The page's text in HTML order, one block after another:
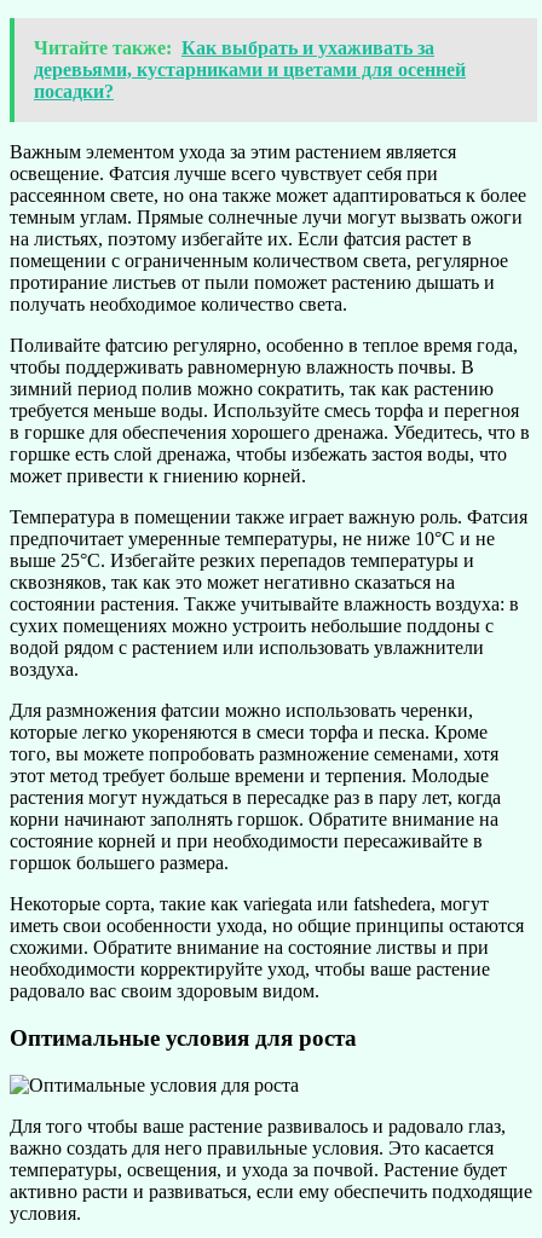
Читайте также: Как выбрать и ухаживать за
деревьями, кустарниками и цветами для осенней
посадки?
Важным элементом ухода за этим растением является
освещение. Фатсия лучше всего чувствует себя при
рассеянном свете, но она также может адаптироваться к более
темным углам. Прямые солнечные лучи могут вызвать ожоги
на листьях, поэтому избегайте их. Если фатсия растет в
помещении с ограниченным количеством света, регулярное
протирание листьев от пыли поможет растению дышать и
получать необходимое количество света.
Поливайте фатсию регулярно, особенно в теплое время года,
чтобы поддерживать равномерную влажность почвы. В
зимний период полив можно сократить, так как растению
требуется меньше воды. Используйте смесь торфа и перегноя
в горшке для обеспечения хорошего дренажа. Убедитесь, что в
горшке есть слой дренажа, чтобы избежать застоя воды, что
может привести к гниению корней.
Температура в помещении также играет важную роль. Фатсия
предпочитает умеренные температуры, не ниже 10°C и не
выше 25°C. Избегайте резких перепадов температуры и
сквозняков, так как это может негативно сказаться на
состоянии растения. Также учитывайте влажность воздуха: в
сухих помещениях можно устроить небольшие поддоны с
водой рядом с растением или использовать увлажнители
воздуха.
Для размножения фатсии можно использовать черенки,
которые легко укореняются в смеси торфа и песка. Кроме
того, вы можете попробовать размножение семенами, хотя
этот метод требует больше времени и терпения. Молодые
растения могут нуждаться в пересадке раз в пару лет, когда
корни начинают заполнять горшок. Обратите внимание на
состояние корней и при необходимости пересаживайте в
горшок большего размера.
Некоторые сорта, такие как variegata или fatshedera, могут
иметь свои особенности ухода, но общие принципы остаются
схожими. Обратите внимание на состояние листвы и при
необходимости корректируйте уход, чтобы ваше растение
радовало вас своим здоровым видом.
Оптимальные условия для роста
Для того чтобы ваше растение развивалось и радовало глаз,
важно создать для него правильные условия. Это касается
температуры, освещения, и ухода за почвой. Растение будет
активно расти и развиваться, если ему обеспечить подходящие
условия.